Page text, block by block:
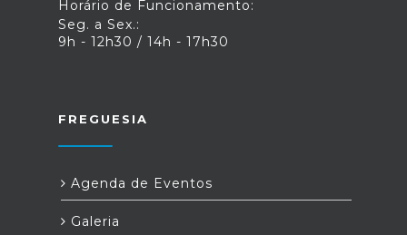
Horário de Funcionamento:
Seg. a Sex.:
9h - 12h30 / 14h - 17h30
FREGUESIA
Agenda de Eventos
Galeria